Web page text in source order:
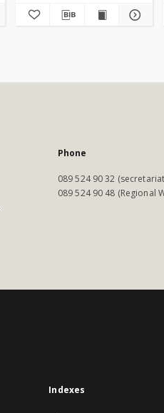
Phone
089 524 90 32
089 524 90 48 (Regional
Indexes